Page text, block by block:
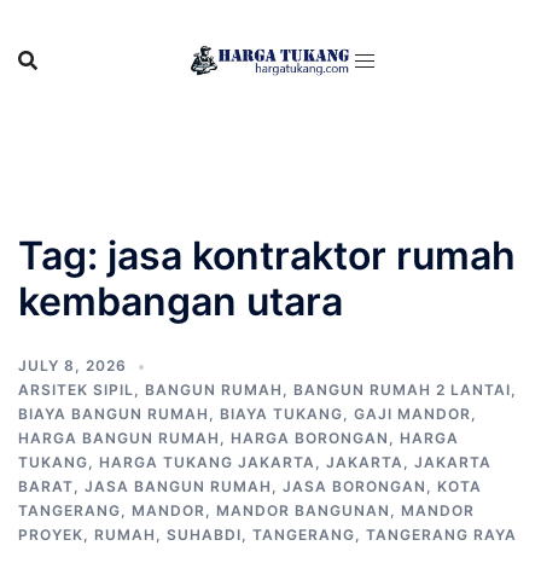
content
Tag: jasa kontraktor rumah
kembangan utara
JULY 8, 2026
ARSITEK SIPIL, BANGUN RUMAH , BANGUN RUMAH 2 LANTAI,
BIAYA BANGUN RUMAH , BIAYA TUKANG, GAJI MANDOR,
HARGA BANGUN RUMAH , HARGA BORONGAN , HARGA
TUKANG, HARGA TUKANG JAKARTA, JAKARTA, JAKARTA
BARAT, JASA BANGUN RUMAH , JASA BORONGAN , KOTA
TANGERANG, MANDOR, MANDOR BANGUNAN , MANDOR
PROYEK, RUMAH , SUHABDI, TANGERANG, TANGERANG RAYA